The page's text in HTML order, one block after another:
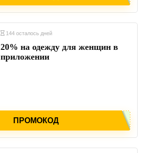
144 осталось дней
20% на одежду для женщин в
приложении
ПРОМОКОД